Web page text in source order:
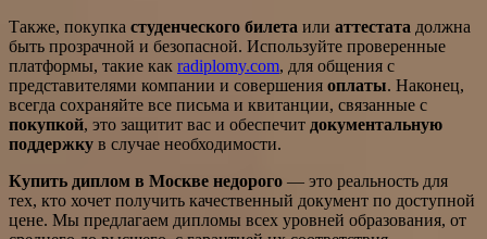
Также, покупка студенческого билета или аттестата должна
быть прозрачной и безопасной. Используйте проверенные
платформы, такие как radiplomy.com, для общения с
представителями компании и совершения оплаты. Наконец,
всегда сохраняйте все письма и квитанции, связанные с
покупкой, это защитит вас и обеспечит документальную
поддержку в случае необходимости.
Купить диплом в Москве недорого — это реальность для
тех, кто хочет получить качественный документ по доступной
цене. Мы предлагаем дипломы всех уровней образования, от